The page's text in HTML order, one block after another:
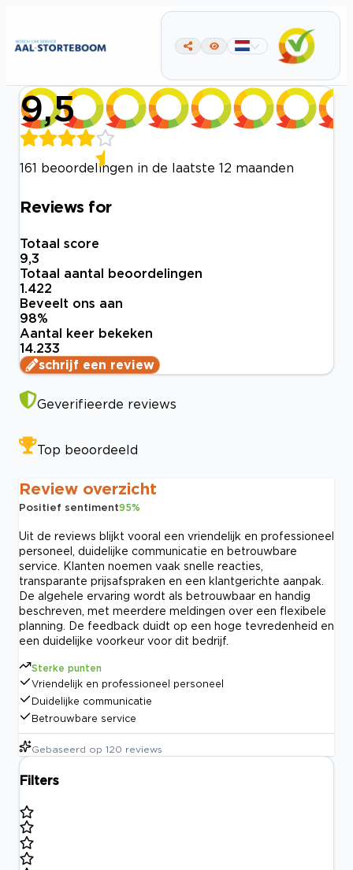
9,5
161 beoordelingen in de laatste 12 maanden
Reviews for
Totaal score
9,3
Totaal aantal beoordelingen
1.422
Beveelt ons aan
98%
Aantal keer bekeken
14.233
schrijf een review
Geverifieerde reviews
Top beoordeeld
Review overzicht
Positief sentiment95%
Uit de reviews blijkt vooral een vriendelijk en professioneel
personeel, duidelijke communicatie en betrouwbare
service. Klanten noemen vaak snelle reacties,
transparante prijsafspraken en een klantgerichte aanpak.
De algehele ervaring wordt als betrouwbaar en handig
beschreven, met meerdere meldingen over een flexibele
planning. De feedback duidt op een hoge tevredenheid en
een duidelijke voorkeur voor dit bedrijf.
Sterke punten
Vriendelijk en professioneel personeel
Duidelijke communicatie
Betrouwbare service
Gebaseerd op 120 reviews
Filters